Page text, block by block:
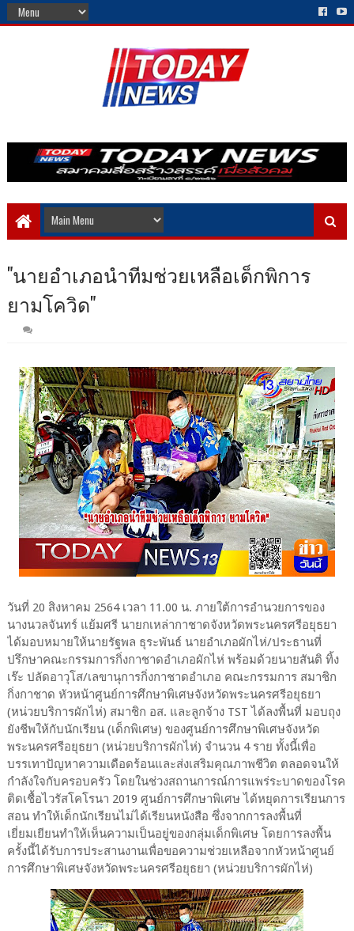
"นายอำเภอนำทีมช่วยเหลือเด็กพิการ
ยามโควิด"
วันที่ 20 สิงหาคม 2564 เวลา 11.00 น. ภายใต้การอำนวยการของ
นางนวลจันทร์ แย้มศรี นายกเหล่ากาชาดจังหวัดพระนครศรีอยุธยา
ได้มอบหมายให้นายรัฐพล ธุระพันธ์ นายอำเภอผักไห่/ประธานที่
ปรึกษาคณะกรรมการกิ่งกาชาดอำเภอผักไห่ พร้อมด้วยนายสันติ ทิ้ง
เร๊ะ ปลัดอาวุโส/เลขานุการกิ่งกาชาดอำเภอ คณะกรรมการ สมาชิก
กิ่งกาชาด หัวหน้าศูนย์การศึกษาพิเศษจังหวัดพระนครศรีอยุธยา
(หน่วยบริการผักไห่) สมาชิก อส. และลูกจ้าง TST ได้ลงพื้นที่ มอบถุง
ยังชีพให้กับนักเรียน (เด็กพิเศษ) ของศูนย์การศึกษาพิเศษจังหวัด
พระนครศรีอยุธยา (หน่วยบริการผักไห่) จำนวน 4 ราย ทั้งนี้เพื่อ
บรรเทาปัญหาความเดือดร้อนและส่งเสริมคุณภาพชีวิต ตลอดจนให้
กำลังใจกับครอบครัว โดยในช่วงสถานการณ์การแพร่ระบาดของโรค
ติดเชื้อไวรัสโคโรนา 2019 ศูนย์การศึกษาพิเศษ ได้หยุดการเรียนการ
สอน ทำให้เด็กนักเรียนไม่ได้เรียนหนังสือ ซึ่งจากการลงพื้นที่
เยี่ยมเยียนทำให้เห็นความเป็นอยู่ของกลุ่มเด็กพิเศษ โดยการลงพื้น
ครั้งนี้ได้รับการประสานงานเพื่อขอความช่วยเหลือจากหัวหน้าศูนย์
การศึกษาพิเศษจังหวัดพระนครศรีอยุธยา (หน่วยบริการผักไห่)